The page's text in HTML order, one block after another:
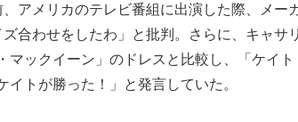
アメリカのテレビ番組に出演した際、メー
合わせをしたわ」と批判。さらに、キャサ
マックイーン」のドレスと比較し、「ケイ
イトが勝った！」と発言していた。